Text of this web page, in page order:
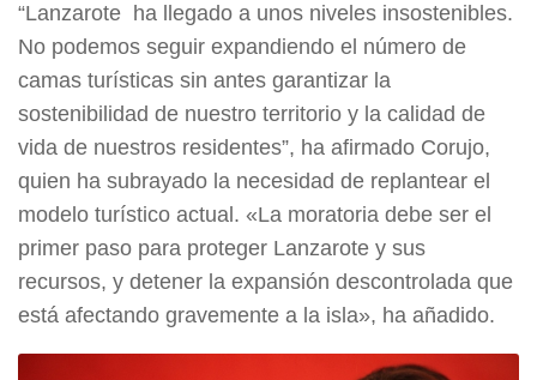
“Lanzarote ha llegado a unos niveles insostenibles.
No podemos seguir expandiendo el número de
camas turísticas sin antes garantizar la
sostenibilidad de nuestro territorio y la calidad de
vida de nuestros residentes”, ha afirmado Corujo,
quien ha subrayado la necesidad de replantear el
modelo turístico actual. «La moratoria debe ser el
primer paso para proteger Lanzarote y sus
recursos, y detener la expansión descontrolada que
está afectando gravemente a la isla», ha añadido.